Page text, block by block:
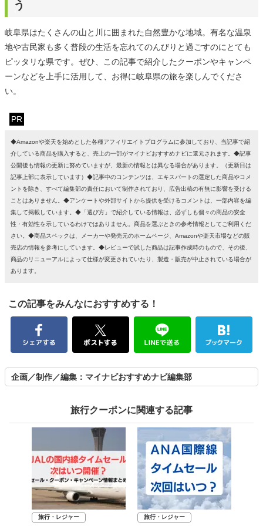
う
岐阜県はたくさんの山と川に囲まれた自然豊かな地域。有名な温泉
地や古民家も多く普段の生活を忘れてのんびりと過ごすのにとても
ピッタリな県です。ぜひ、この記事で紹介したクーポンやキャンペ
ーンなどを上手に活用して、お得に岐阜県の旅を楽しんでくださ
い。
PR
◆Amazonや楽天を始めとした各種アフィリエイトプログラムに参加しており、当記事で紹
介している商品を購入すると、売上の一部がマイナビおすすめナビに還元されます。◆記事
公開後も情報の更新に努めていますが、最新の情報とは異なる場合があります。（更新日は
記事上部に表示しています）◆記事中のコンテンツは、エキスパートの選定した商品やコメ
ントを除き、すべて編集部の責任において制作されており、広告出稿の有無に影響を受ける
ことはありません。◆アンケートや外部サイトから提供を受けるコメントは、一部内容を編
集して掲載しています。◆「選び方」で紹介している情報は、必ずしも個々の商品の安全
性・有効性を示しているわけではありません。商品を選ぶときの参考情報としてご利用くだ
さい。◆商品スペックは、メーカーや発売元のホームページ、Amazonや楽天市場などの販
売店の情報を参考にしています。◆レビューで試した商品は記事作成時のもので、その後、
商品のリニューアルによって仕様が変更されていたり、製造・販売が中止されている場合が
あります。
この記事をみんなにおすすめする！
企画／制作／編集：マイナビおすすめナビ編集部
旅行クーポンに関連する記事
旅行・レジャー 旅行・レジャー